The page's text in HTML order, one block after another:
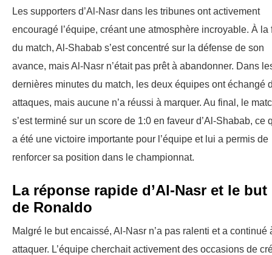
Les supporters d’Al-Nasr dans les tribunes ont activement
encouragé l’équipe, créant une atmosphère incroyable. À la
du match, Al-Shabab s’est concentré sur la défense de son
avance, mais Al-Nasr n’était pas prêt à abandonner. Dans
dernières minutes du match, les deux équipes ont échangé
attaques, mais aucune n’a réussi à marquer. Au final, le
s’est terminé sur un score de 1:0 en faveur d’Al-Shabab, ce
a été une victoire importante pour l’équipe et lui a permis de
renforcer sa position dans le championnat.
La réponse rapide d’Al-Nasr et le but
de Ronaldo
Malgré le but encaissé, Al-Nasr n’a pas ralenti et a continué
attaquer. L’équipe cherchait activement des occasions de